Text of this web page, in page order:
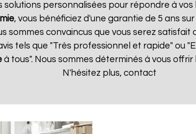
personnalisées pour répondre à
, vous bénéficiez d'une garantie de 5 ans
sommes convaincus que vous serez satisfait
tels que "Très professionnel et rapide" ou
à tous". Nous sommes déterminés à vous
N'hésitez plus, contact